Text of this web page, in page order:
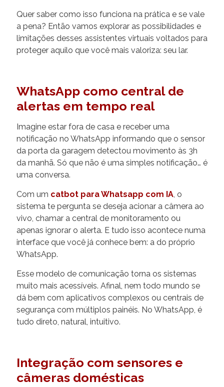
Quer saber como isso funciona na prática e se vale
a pena? Então vamos explorar as possibilidades e
limitações desses assistentes virtuais voltados para
proteger aquilo que você mais valoriza: seu lar.
WhatsApp como central de
alertas em tempo real
Imagine estar fora de casa e receber uma
notificação no WhatsApp informando que o sensor
da porta da garagem detectou movimento às 3h
da manhã. Só que não é uma simples notificação… é
uma conversa.
Com um catbot para Whatsapp com IA , o
sistema te pergunta se deseja acionar a câmera ao
vivo, chamar a central de monitoramento ou
apenas ignorar o alerta. E tudo isso acontece numa
interface que você já conhece bem: a do próprio
WhatsApp.
Esse modelo de comunicação torna os sistemas
muito mais acessíveis. Afinal, nem todo mundo se
dá bem com aplicativos complexos ou centrais de
segurança com múltiplos painéis. No WhatsApp, é
tudo direto, natural, intuitivo.
Integração com sensores e
câmeras domésticas